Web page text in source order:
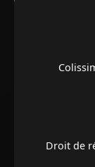
Droit de